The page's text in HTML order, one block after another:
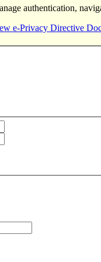
authentication,
e-Privacy Directive